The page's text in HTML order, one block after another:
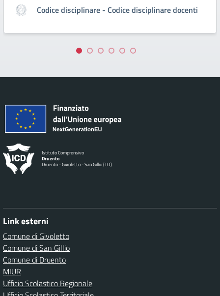
Codice disciplinare - Codice disciplinare docenti
Istituto Comprensivo
Druento
Druento - Givoletto - San Gillio (TO)
Link esterni
Comune di Givoletto
Comune di San Gillio
Comune di Druento
MIUR
Ufficio Scolastico Regionale